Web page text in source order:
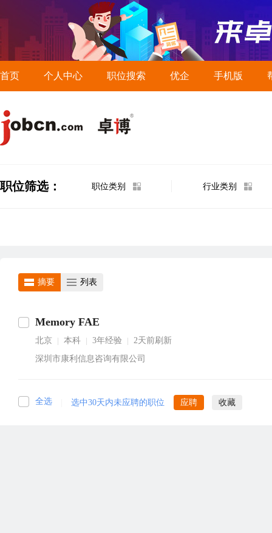
首页 个人中心 职位搜索 优企 手机版
职位筛选： 职位类别 行业类别
摘要 列表
Memory FAE
北京 本科 3年经验
2天前刷新
深圳市康利信息咨询有限公司
全选 选中30天内未应聘的职位 应聘 收藏